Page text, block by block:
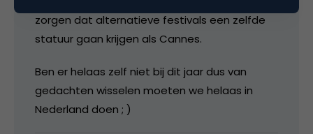
zorgen dat alternatieve festivals een zelfde
statuur gaan krijgen als Cannes.
Ben er helaas zelf niet bij dit jaar dus van
gedachten wisselen moeten we helaas in
Nederland doen ; )